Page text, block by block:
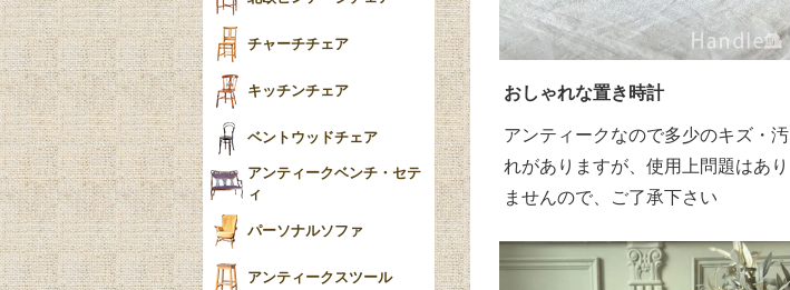
おしゃれな置き時計
アンティークなので多少のキズ・汚
れがありますが、使用上問題はあり
ませんので、ご了承下さい
ー
ミラー
花瓶おしゃれ
トライポッド
バラスター
陶磁器の模様一覧
チャーチチェア
キッチンチェア
ベントウッドチェア
アンティークベンチ・セテ
ィ
パーソナルソファ
アンティークスツール